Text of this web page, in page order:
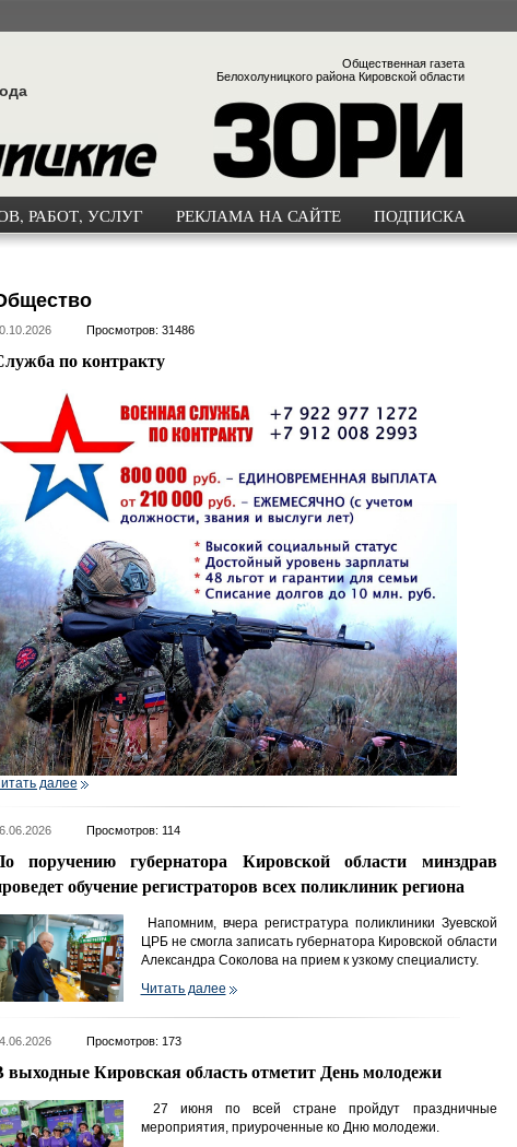
Общественная газета
Белохолуницкого района Кировской области
РАБОТ, УСЛУГ РЕКЛАМА НА САЙТЕ ПОДПИСКА
Просмотров: 31486
по контракту
далее
Просмотров: 114
поручению губернатора Кировской области минздрав
обучение регистраторов всех поликлиник региона
Напомним, вчера регистратура поликлиники Зуевской
ЦРБ не смогла записать губернатора Кировской области
Александра Соколова на прием к узкому специалисту.
Читать далее
Просмотров: 173
выходные Кировская область отметит День молодежи
27 июня по всей стране пройдут праздничные
мероприятия, приуроченные ко Дню молодежи.